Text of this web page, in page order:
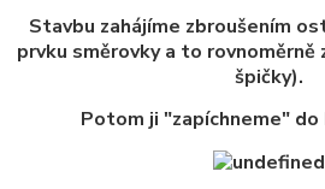
Stavbu zahájíme zbroušením
prvku směrovky a to
špičky).
Potom ji "zapíchneme"